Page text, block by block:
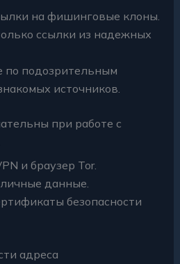
на фишинговые клоны.
ссылки из надежных
по подозрительным
источников.
при работе с
и браузер Tor.
данные.
безопасности
адреса